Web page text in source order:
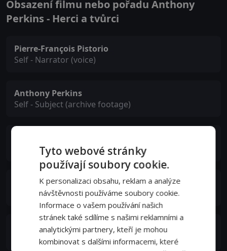
Obsazení filmu nebo pořadu Anthony
Perkins - Herci a tvůrci
Pierre-François Pistorio
Self - Narrator (voice)
Anthony Perkins
Self - Subject (archive footage)
Self - Biographer
François Guérif
Self - Journalist
Donna Anderson
Self - Actress
Tyto webové stránky
používají soubory cookie.
K personalizaci obsahu, reklam a analýze
návštěvnosti používáme soubory cookie.
Informace o vašem používání našich
stránek také sdílíme s našimi reklamními a
analytickými partnery, kteří je mohou
kombinovat s dalšími informacemi, které